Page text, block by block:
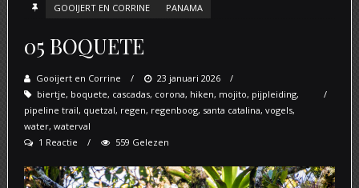
GOOIJERT EN CORRINE PANAMA
05 BOQUETE
Gooijert en Corrine
Posted
on
23 januari 2026
biertje, boquete, cascadas, corona, hiken, mojito, pijpleiding,
pipeline trail, quetzal, regen, regenboog, santa catalina, vogels,
water, waterval
1 Reactie
559 Gelezen